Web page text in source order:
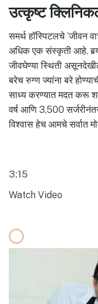
उत्कृष्ट
समर्थ हॉस्पिटलचे ‘जीवन
अधिक एक संस्कृती आहे.
जीवघेण्या स्थिती
बरेच रुग्ण ज्यांना बरे
साध्य करण्यात मदत करू
वर्ष आणि 3,500
विश्वास हेच आमचे सर्वात
3:15
Watch Video